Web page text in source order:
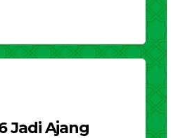
Jadi Ajang